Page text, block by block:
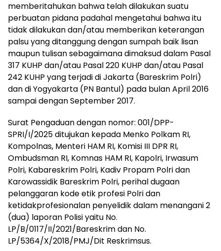
memberitahukan bahwa telah dilakukan suatu
perbuatan pidana padahal mengetahui bahwa itu
tidak dilakukan dan/atau memberikan keterangan
palsu yang ditanggung dengan sumpah baik lisan
maupun tulisan sebagaimana dimaksud dalam Pasal
317 KUHP dan/atau Pasal 220 KUHP dan/atau Pasal
242 KUHP yang terjadi di Jakarta (Bareskrim Polri)
dan di Yogyakarta (PN Bantul) pada bulan April 2016
sampai dengan September 2017.
Surat Pengaduan dengan nomor: 001/DPP-
SPRI/I/2025 ditujukan kepada Menko Polkam RI,
Kompolnas, Menteri HAM RI, Komisi III DPR RI,
Ombudsman RI, Komnas HAM RI, Kapolri, Irwasum
Polri, Kabareskrim Polri, Kadiv Propam Polri dan
Karowassidik Bareskrim Polri, perihal dugaan
pelanggaran kode etik profesi Polri dan
ketidakprofesionalan penyelidik dalam menangani 2
(dua) laporan Polisi yaitu No.
LP/B/0117/II/2021/Bareskrim dan No.
LP/5364/X/2018/PMJ/Dit Reskrimsus.